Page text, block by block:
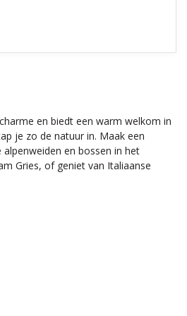
en biedt een warm welkom in
je zo de natuur in. Maak een
en bossen in het
Gries, of geniet van Italiaanse